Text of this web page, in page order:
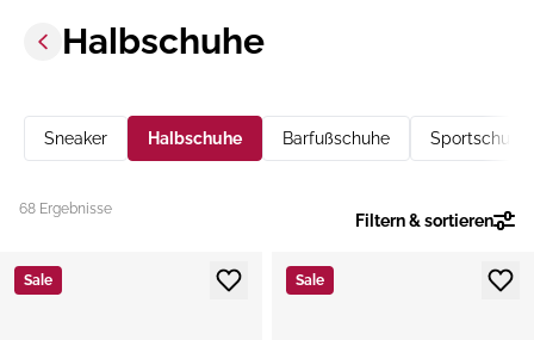
Halbschuhe
Sneaker Halbschuhe Barfußschuhe Sportschuhe
Filtern & sortieren
68 Ergebnisse
Sale Sale